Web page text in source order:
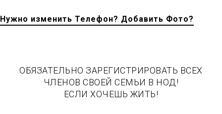
Нужно изменить Телефон? Добавить Фото?
ОБЯЗАТЕЛЬНО ЗАРЕГИСТРИРОВАТЬ ВСЕХ
ЧЛЕНОВ СВОЕЙ СЕМЬИ В НОД!
ЕСЛИ ХОЧЕШЬ ЖИТЬ!